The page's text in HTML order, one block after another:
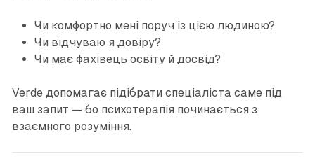
Чи комфортно мені поруч із цією людиною?
Чи відчуваю я довіру?
Чи має фахівець освіту й досвід?
Verde допомагає підібрати спеціаліста саме під
ваш запит — бо психотерапія починається з
взаємного розуміння.